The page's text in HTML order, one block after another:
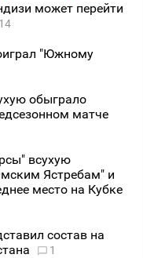
может перейти
14
"Южному
обыграло
матче
всухую
Ястребам" и
место на Кубке
состав на
1